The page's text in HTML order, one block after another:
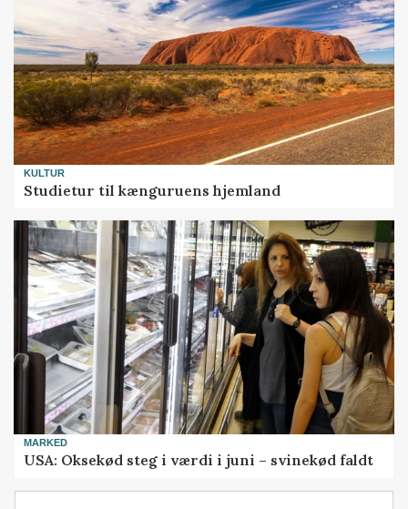
KULTUR
Studietur til kænguruens hjemland
MARKED
USA: Oksekød steg i værdi i juni – svinekød faldt